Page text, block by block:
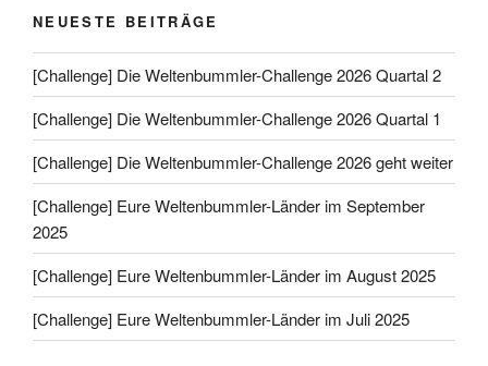
NEUESTE BEITRÄGE
[Challenge] Die Weltenbummler-Challenge 2026 Quartal 2
[Challenge] Die Weltenbummler-Challenge 2026 Quartal 1
[Challenge] Die Weltenbummler-Challenge 2026 geht weiter
[Challenge] Eure Weltenbummler-Länder im September
2025
[Challenge] Eure Weltenbummler-Länder im August 2025
[Challenge] Eure Weltenbummler-Länder im Juli 2025